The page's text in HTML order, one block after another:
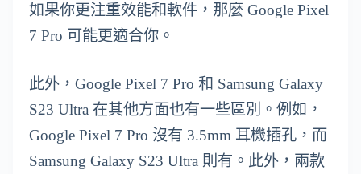
如果你更注重效能和軟件，那麼 Google Pixel
7 Pro 可能更適合你。
此外，Google Pixel 7 Pro 和 Samsung Galaxy
S23 Ultra 在其他方面也有一些區別。例如，
Google Pixel 7 Pro 沒有 3.5mm 耳機插孔，而
Samsung Galaxy S23 Ultra 則有。此外，兩款